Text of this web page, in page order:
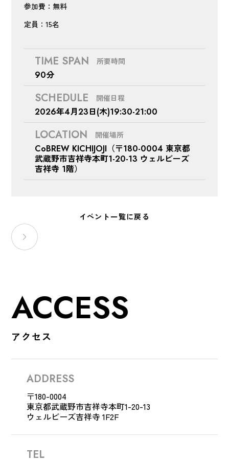
参加費：無料
定員：15名
TIME SPAN 所要時間
90分
SCHEDULE 開催日程
2026年4月23日(木)19:30-21:00
LOCATION 開催場所
CoBREW KICHIJOJI（〒180-0004 東京都
武蔵野市吉祥寺本町1-20-13 ウェルビーズ
吉祥寺 1階）
イベント一覧に戻る
ACCESS
アクセス
ADDRESS
〒180-0004
東京都武蔵野市吉祥寺本町1-20-13
ウェルビーズ吉祥寺 1F2F
TEL